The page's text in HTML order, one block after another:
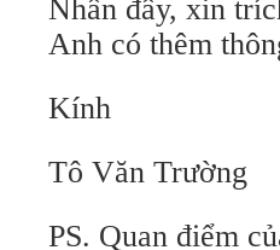
Nhân đây, xin
Anh có thêm
Kính
Tô Văn Trường
PS. Quan điểm